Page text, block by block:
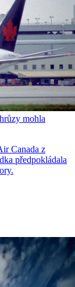
mohla
Canada z
předpokládala